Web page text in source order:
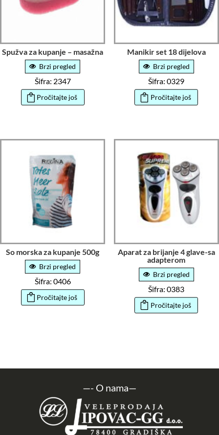
Spužva za kupanje – masažna
Brzi pregled
Šifra: 2347
Pročitajte još
Manikir set 18 dijelova
Brzi pregled
Šifra: 0329
Pročitajte još
So morska za kupanje 500g
Brzi pregled
Šifra: 0406
Pročitajte još
Aparat za brijanje 4 glave-sa
adapterom
Brzi pregled
Šifra: 0383
Pročitajte još
—- O nama—